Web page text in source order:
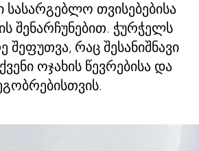
სასარგებლო თვისებებისა
შენარჩუნებით. ჭურჭელს
შეფუთვა, რაც შესანიშნავი
ოჯახის წევრებისა და